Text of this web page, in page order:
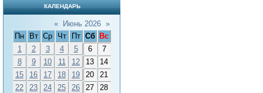
КАЛЕНДАРЬ
« Июнь 2026 »
Пн
Вт Ср Чт Пт Сб
Вс
1
2 3 4 5 6
7
8
9 10 11 12 13
14
15
16 17 18 19 20
21
22
23 24 25 26 27
28